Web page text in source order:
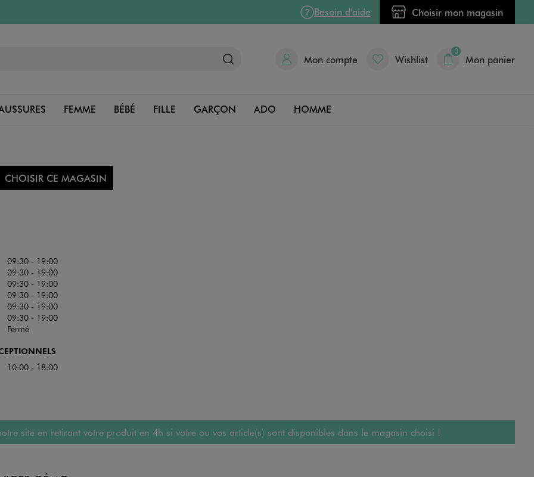
Besoin d'aide Choisir mon magasin
Mon compte Wishlist
0
Mon panier
FEMME BÉBÉ FILLE GARÇON ADO HOMME
CHOISIR CE MAGASIN
09:30 - 19:00
09:30 - 19:00
09:30 - 19:00
09:30 - 19:00
09:30 - 19:00
09:30 - 19:00
Fermé
10:00 - 18:00
site en retirant votre produit en 4h si votre ou vos article(s) sont disponibles dans le magasin choisi !